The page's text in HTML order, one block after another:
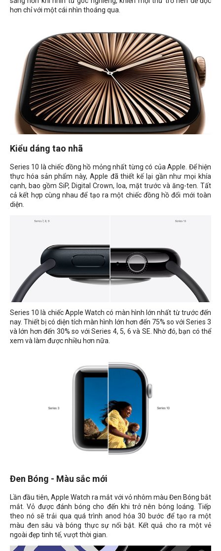
hơn chỉ với một cái nhìn thoáng qua.
Kiểu dáng tao nhã
Series 10 là chiếc đồng hồ mỏng nhất từng có của Apple. Để hiện
thực hóa sản phẩm này, Apple đã thiết kế lại gần như mọi khía
cạnh, bao gồm SiP, Digital Crown, loa, mặt trước và ăng-ten. Tất
cả kết hợp cùng nhau để tạo ra một chiếc đồng hồ đổi mới toàn
diện.
Series 10 là chiếc Apple Watch có màn hình lớn nhất từ trước đến
nay. Thiết bị có diện tích màn hình lớn hơn đến 75% so với Series 3
và lớn hơn đến 30% so với Series 4, 5, 6 và SE. Nhờ đó, bạn có thể
xem và làm được nhiều hơn nữa.
Đen Bóng - Màu sắc mới
Lần đầu tiên, Apple Watch ra mắt với vỏ nhôm màu Đen Bóng bắt
mắt. Vỏ được đánh bóng cho đến khi trở nên bóng loáng. Tiếp
theo nó sẽ trải qua quá trình anod hóa 30 bước để tạo ra một
màu đen sâu và bóng thực sự nổi bật. Kết quả cho ra một vẻ
ngoài đẹp tinh tế, vượt thời gian.